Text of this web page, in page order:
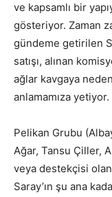
ve kapsamlı bir
gösteriyor. Zaman
gündeme getirilen
satışı, alınan
ağlar kavgaya
anlamamıza yetiyor.
Pelikan Grubu
Ağar, Tansu Çiller,
veya destekçisi olan
Saray’ın şu ana